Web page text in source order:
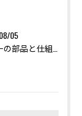
05